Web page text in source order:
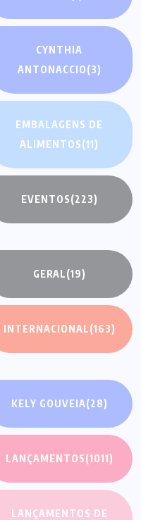
CYNTHIA
ANTONACCIO(3)
EMBALAGENS DE
ALIMENTOS(11)
EVENTOS(223)
GERAL(19)
INTERNACIONAL(163)
KELY GOUVEIA(28)
LANÇAMENTOS(1011)
LANÇAMENTOS DE